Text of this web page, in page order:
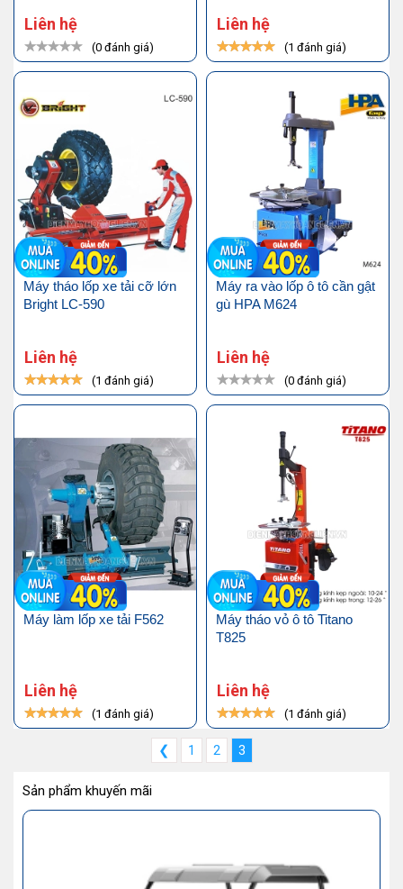
Liên hệ
(0 đánh giá)
Liên hệ
(1 đánh giá)
Máy tháo lốp xe tải cỡ lớn
Bright LC-590
Liên hệ
(1 đánh giá)
Máy ra vào lốp ô tô cần gật
gù HPA M624
Liên hệ
(0 đánh giá)
Máy làm lốp xe tải F562
Liên hệ
(1 đánh giá)
Máy tháo vỏ ô tô Titano
T825
Liên hệ
(1 đánh giá)
❮ 1 2 3
Sản phẩm khuyến mãi